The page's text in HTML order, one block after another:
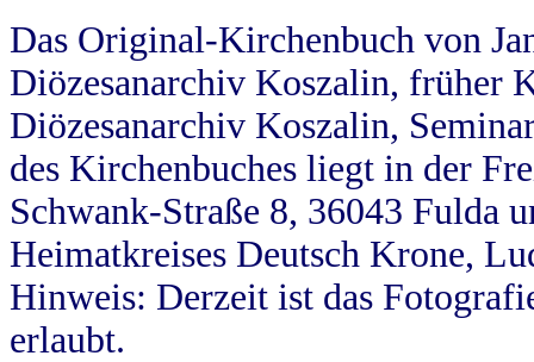
Das Original-Kirchenbuch von
Diözesanarchiv Koszalin, früher
Diözesanarchiv Koszalin,
des Kirchenbuches liegt in der
Schwank-Straße 8, 36043 Fulda
Heimatkreises Deutsch Krone,
Hinweis: Derzeit ist das
erlaubt.